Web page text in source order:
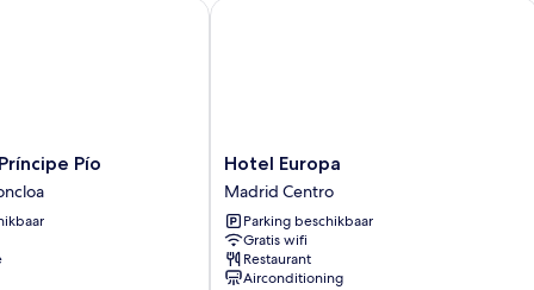
Pío
Pío
Hotel
Europa
Madrid
Centro
Hotel Europa
Madrid Centro
Parking beschikbaar
Gratis wifi
Restaurant
Airconditioning
Hotel Europa